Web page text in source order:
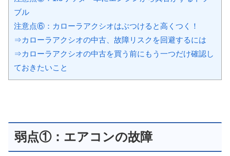
ブル
注意点⑥：カローラアクシオはぶつけると高くつく！
⇒カローラアクシオの中古、故障リスクを回避するには
⇒カローラアクシオの中古を買う前にもう一つだけ確認し
ておきたいこと
弱点①：エアコンの故障